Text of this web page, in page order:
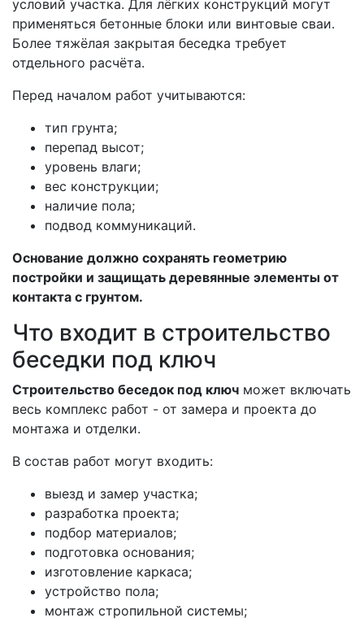
условий участка. Для лёгких конструкций могут
применяться бетонные блоки или винтовые сваи.
Более тяжёлая закрытая беседка требует
отдельного расчёта.
Перед началом работ учитываются:
тип грунта;
перепад высот;
уровень влаги;
вес конструкции;
наличие пола;
подвод коммуникаций.
Основание должно сохранять геометрию
постройки и защищать деревянные элементы от
контакта с грунтом.
Что входит в строительство
беседки под ключ
Строительство беседок под ключ может включать
весь комплекс работ - от замера и проекта до
монтажа и отделки.
В состав работ могут входить:
выезд и замер участка;
разработка проекта;
подбор материалов;
подготовка основания;
изготовление каркаса;
устройство пола;
монтаж стропильной системы;